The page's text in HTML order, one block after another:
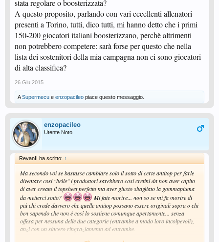
stata regolare o boosterizzata?
A questo proposito, parlando con vari eccellenti allenatori
presenti a Torino, tutti, dico tutti, mi hanno detto che i primi
150-200 giocatori italiani boosterizzano, perchè altrimenti
non potrebbero competere: sarà forse per questo che nella
lista dei sostenitori della mia campagna non ci sono giocatori
di alta classifica?
26 Giu 2015
ASupermecu e enzopacileo piace questo messaggio.
enzopacileo
Utente Noto
RevanII ha scritto: ↑
Ma secondo voi se bastasse cambiare solo il sotto di certe antitop per farle
diventare così "belle" i produttori sarebbero così cretini da non aver capito
di aver creato il topsheet perfetto ma aver giusto sbagliato la gommapiuma
da metterci sotto?
Mi fate morire... non so se mi fa morire di
più chi crede davvero che quelle antitop possano essere originali sopra o chi
ben sapendo che non è così lo sostiene comunque apertamente... senza
offesa per nessuna delle due categorie (entrambe a modo loro incolpevoli),
anzi con un sincero ringraziamento ad entrambe.